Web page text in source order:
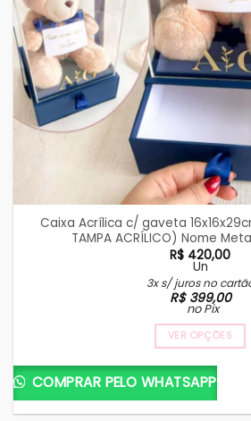
Caixa Acrílica c/ gaveta
TAMPA ACRÍLICO) Nome
R$ 420,00
Un
3x s/ juros no
R$399,00
no Pix
VER OPÇÕES
COMPRAR PELO WHATSAPP